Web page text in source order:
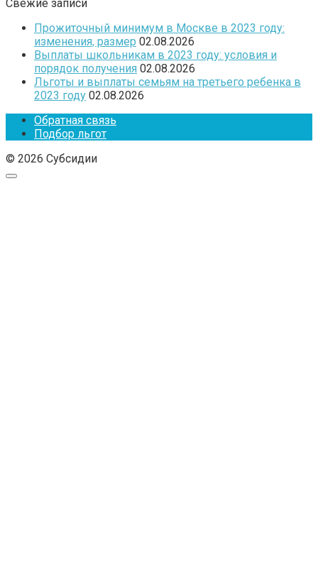
Свежие записи
Прожиточный минимум в Москве в 2023 году:
изменения, размер 02.08.2026
Выплаты школьникам в 2023 году: условия и
порядок получения 02.08.2026
Льготы и выплаты семьям на третьего ребенка в
2023 году 02.08.2026
Обратная связь
Подбор льгот
© 2026 Субсидии